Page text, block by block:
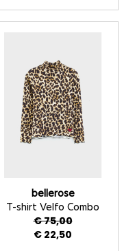
bellerose
T-shirt Velfo Combo
€ 75,00
€ 22,50